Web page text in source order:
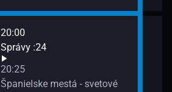
20:00
Správy :24
20:25
Španielske mestá - svetové